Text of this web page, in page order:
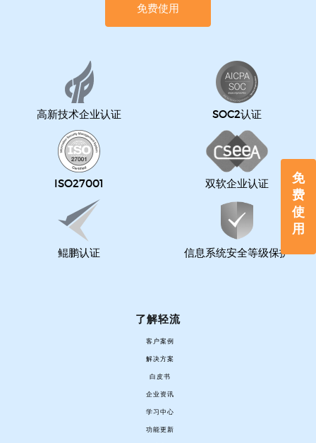
免
费
使
用
免费使用
高新技术企业认证 SOC2认证
ISO27001 双软企业认证
鲲鹏认证 信息系统安全等级保护
了解轻流
客户案例
解决方案
白皮书
企业资讯
学习中心
功能更新